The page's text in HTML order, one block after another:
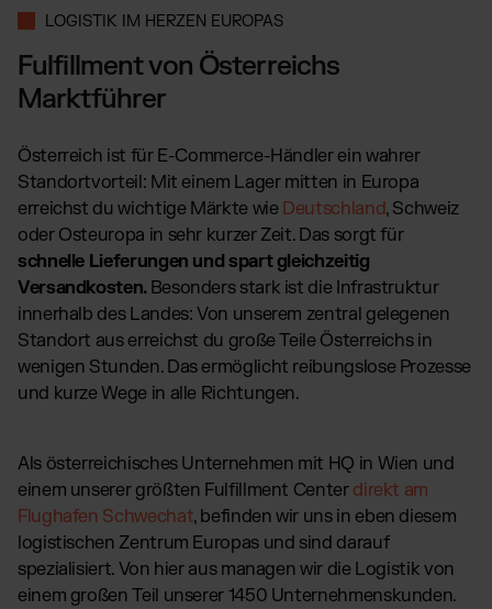
Kaufland Fulfillment
Billbee Fulfillment
PlentyONE Fulfillment
Otto Fulfillment
Magento Fulfillment (Adobe Commerce)
Shopware Fulfillment
PrestaShop Fulfillment
Strato Fulfillment
Alle Integrationen anzeigen
LOGISTIK IM HERZEN EUROPAS
Fulfillment von Österreichs
Marktführer
Österreich ist für E-Commerce-Händler ein wahrer
Standortvorteil: Mit einem Lager mitten in Europa
erreichst du wichtige Märkte wie Deutschland, Schweiz
oder Osteuropa in sehr kurzer Zeit. Das sorgt für
schnelle Lieferungen und spart gleichzeitig
Versandkosten. Besonders stark ist die Infrastruktur
innerhalb des Landes: Von unserem zentral gelegenen
Standort aus erreichst du große Teile Österreichs in
wenigen Stunden. Das ermöglicht reibungslose Prozesse
und kurze Wege in alle Richtungen.
Als österreichisches Unternehmen mit HQ in Wien und
einem unserer größten Fulfillment Center direkt am
Flughafen Schwechat, befinden wir uns in eben diesem
logistischen Zentrum Europas und sind darauf
spezialisiert. Von hier aus managen wir die Logistik von
einem großen Teil unserer 1450 Unternehmenskunden.